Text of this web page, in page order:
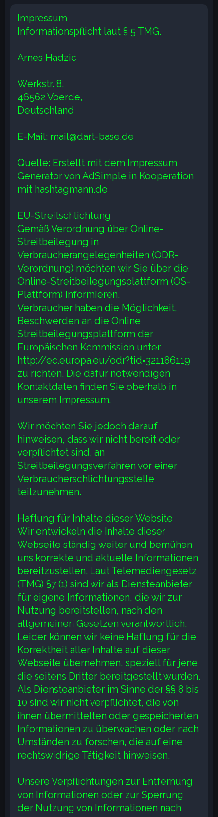
Impressum
Informationspflicht laut § 5 TMG.
Arnes Hadzic
Werkstr. 8,
46562 Voerde,
Deutschland
E-Mail: mail@dart-base.de
Quelle: Erstellt mit dem Impressum
Generator von AdSimple in Kooperation
mit hashtagmann.de
EU-Streitschlichtung
Gemäß Verordnung über Online-
Streitbeilegung in
Verbraucherangelegenheiten (ODR-
Verordnung) möchten wir Sie über die
Online-Streitbeilegungsplattform (OS-
Plattform) informieren.
Verbraucher haben die Möglichkeit,
Beschwerden an die Online
Streitbeilegungsplattform der
Europäischen Kommission unter
http://ec.europa.eu/odr?tid=321186119
zu richten. Die dafür notwendigen
Kontaktdaten finden Sie oberhalb in
unserem Impressum.
Wir möchten Sie jedoch darauf
hinweisen, dass wir nicht bereit oder
verpflichtet sind, an
Streitbeilegungsverfahren vor einer
Verbraucherschlichtungsstelle
teilzunehmen.
Haftung für Inhalte dieser Website
Wir entwickeln die Inhalte dieser
Webseite ständig weiter und bemühen
uns korrekte und aktuelle Informationen
bereitzustellen. Laut Telemediengesetz
(TMG) §7 (1) sind wir als Diensteanbieter
für eigene Informationen, die wir zur
Nutzung bereitstellen, nach den
allgemeinen Gesetzen verantwortlich.
Leider können wir keine Haftung für die
Korrektheit aller Inhalte auf dieser
Webseite übernehmen, speziell für jene
die seitens Dritter bereitgestellt wurden.
Als Diensteanbieter im Sinne der §§ 8 bis
10 sind wir nicht verpflichtet, die von
ihnen übermittelten oder gespeicherten
Informationen zu überwachen oder nach
Umständen zu forschen, die auf eine
rechtswidrige Tätigkeit hinweisen.
Unsere Verpflichtungen zur Entfernung
von Informationen oder zur Sperrung
der Nutzung von Informationen nach